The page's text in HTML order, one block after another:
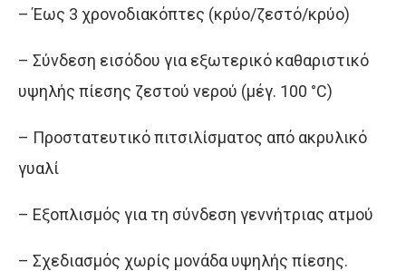
– Έως 3 χρονοδιακόπτες (κρύο/ζεστό/κρύο)
– Σύνδεση εισόδου για εξωτερικό καθαριστικό
υψηλής πίεσης ζεστού νερού (μέγ. 100 °C)
– Προστατευτικό πιτσιλίσματος από ακρυλικό
γυαλί
– Εξοπλισμός για τη σύνδεση γεννήτριας ατμού
– Σχεδιασμός χωρίς μονάδα υψηλής πίεσης.